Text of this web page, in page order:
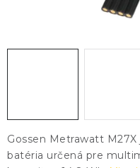
Obchodné podmienky
Gossen Metrawatt
batéria určená pre